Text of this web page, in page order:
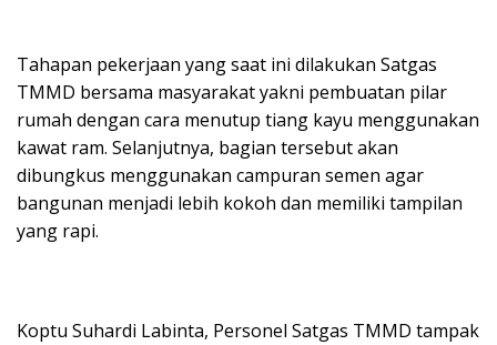
‎Tahapan pekerjaan yang saat ini dilakukan Satgas
TMMD bersama masyarakat yakni pembuatan pilar
rumah dengan cara menutup tiang kayu menggunakan
kawat ram. Selanjutnya, bagian tersebut akan
dibungkus menggunakan campuran semen agar
bangunan menjadi lebih kokoh dan memiliki tampilan
yang rapi.
‎Koptu Suhardi Labinta, Personel Satgas TMMD tampak